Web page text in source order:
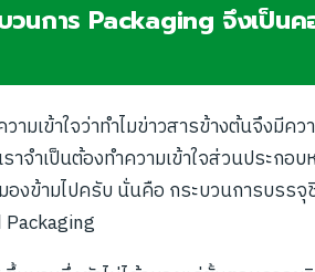
วนการ Packaging จึงเป็น
ามเข้าใจว่าทำไมข่าวสารข้างต้นจึงมีค
าจำเป็นต้องทำความเข้าใจส่วนประกอ
องข้ามไปครับ นั่นคือ กระบวนการบรร